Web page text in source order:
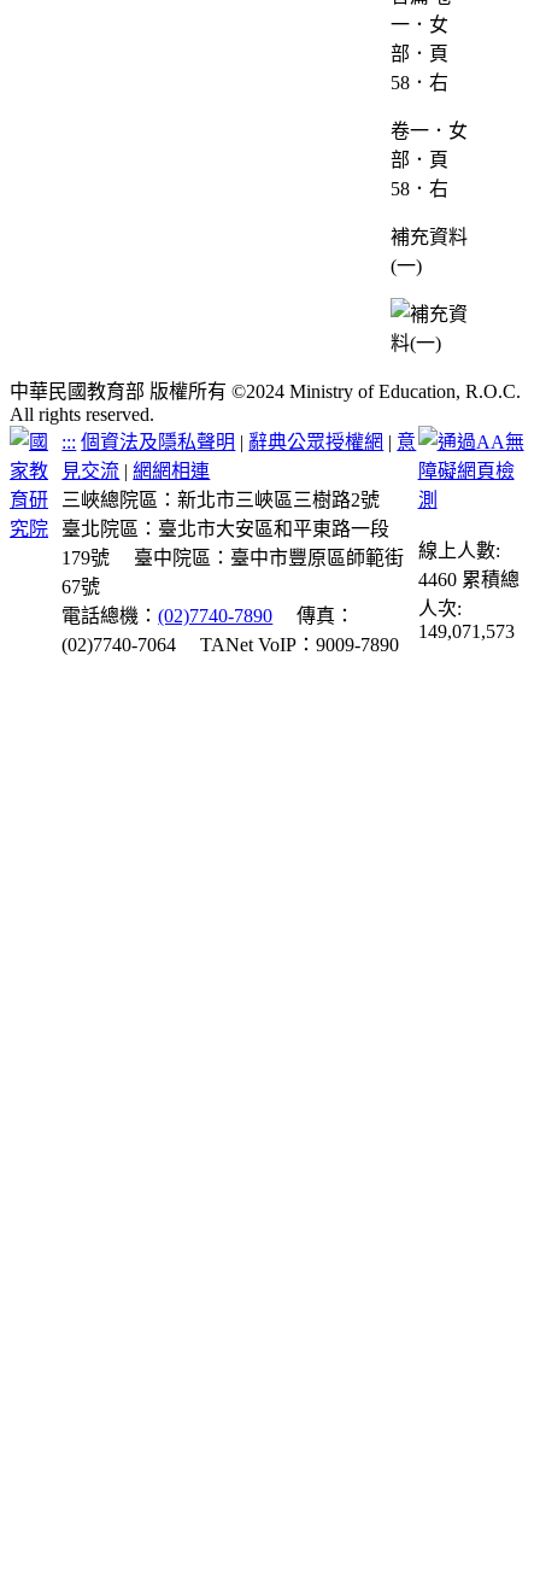
卷一．女
部．頁
58．右
補充資料
(一)
中華民國教育部 版權所有 ©2024 Ministry of Education, R.O.C.
All rights reserved.
::: 個資法及隱私聲明 | 辭典公眾授權網 | 意
見交流 |網網相連
三峽總院區：新北市三峽區三樹路2號
臺北院區：臺北市大安區和平東路一段
179號
臺中院區：臺中市豐原區師範街
67號
電話總機：(02)7740-7890
傳真：
(02)7740-7064
TANet VoIP：9009-7890
線上人數:
4460 累積總
人次:
149,071,573